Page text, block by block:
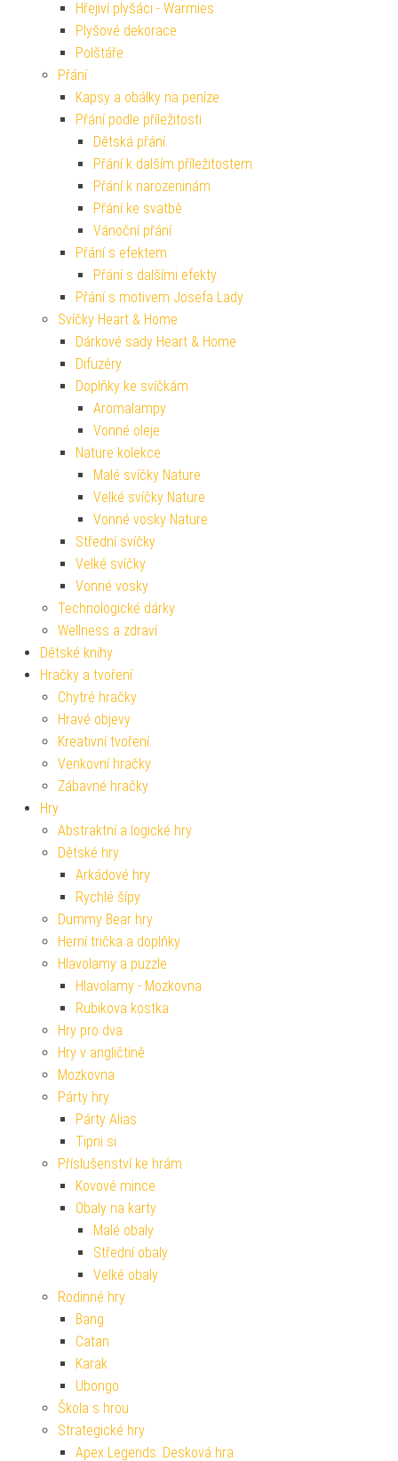
Hřejiví plyšáci - Warmies
Plyšové dekorace
Polštáře
Přání
Kapsy a obálky na peníze
Přání podle příležitosti
Dětská přání
Přání k dalším příležitostem
Přání k narozeninám
Přání ke svatbě
Vánoční přání
Přání s efektem
Přání s dalšími efekty
Přání s motivem Josefa Lady
Svíčky Heart & Home
Dárkové sady Heart & Home
Difuzéry
Doplňky ke svíčkám
Aromalampy
Vonné oleje
Nature kolekce
Malé svíčky Nature
Velké svíčky Nature
Vonné vosky Nature
Střední svíčky
Velké svíčky
Vonné vosky
Technologické dárky
Wellness a zdraví
Dětské knihy
Hračky a tvoření
Chytré hračky
Hravé objevy
Kreativní tvoření
Venkovní hračky
Zábavné hračky
Hry
Abstraktní a logické hry
Dětské hry
Arkádové hry
Rychlé šípy
Dummy Bear hry
Herní trička a doplňky
Hlavolamy a puzzle
Hlavolamy - Mozkovna
Rubikova kostka
Hry pro dva
Hry v angličtině
Mozkovna
Párty hry
Párty Alias
Tipni si
Příslušenství ke hrám
Kovové mince
Obaly na karty
Malé obaly
Střední obaly
Velké obaly
Rodinné hry
Bang
Catan
Karak
Ubongo
Škola s hrou
Strategické hry
Apex Legends: Desková hra